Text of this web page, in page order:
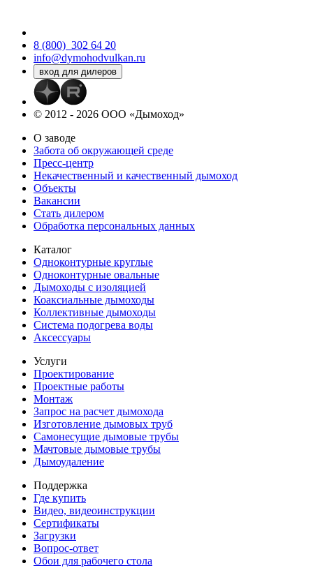
8 (800) 302 64 20
info@dymohodvulkan.ru
© 2012 - 2026 ООО «Дымоход»
О заводе
Забота об окружающей среде
Пресс-центр
Некачественный и качественный дымоход
Объекты
Вакансии
Стать дилером
Обработка персональных данных
Каталог
Одноконтурные круглые
Одноконтурные овальные
Дымоходы с изоляцией
Коаксиальные дымоходы
Коллективные дымоходы
Система подогрева воды
Аксессуары
Услуги
Проектирование
Проектные работы
Монтаж
Запрос на расчет дымохода
Изготовление дымовых труб
Самонесущие дымовые трубы
Мачтовые дымовые трубы
Дымоудаление
Поддержка
Где купить
Видео, видеоинструкции
Сертификаты
Загрузки
Вопрос-ответ
Обои для рабочего стола